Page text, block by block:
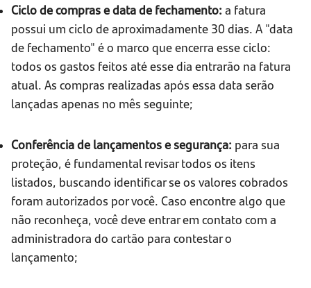
Ciclo de compras e data de fechamento: a fatura
possui um ciclo de aproximadamente 30 dias. A "data
de fechamento" é o marco que encerra esse ciclo:
todos os gastos feitos até esse dia entrarão na fatura
atual. As compras realizadas após essa data serão
lançadas apenas no mês seguinte;
Conferência de lançamentos e segurança: para sua
proteção, é fundamental revisar todos os itens
listados, buscando identificar se os valores cobrados
foram autorizados por você. Caso encontre algo que
não reconheça, você deve entrar em contato com a
administradora do cartão para contestar o
lançamento;